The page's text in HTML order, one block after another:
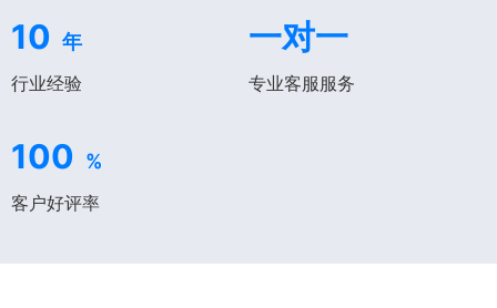
10 年
行业经验
一对一
专业客服服务
100 %
客户好评率